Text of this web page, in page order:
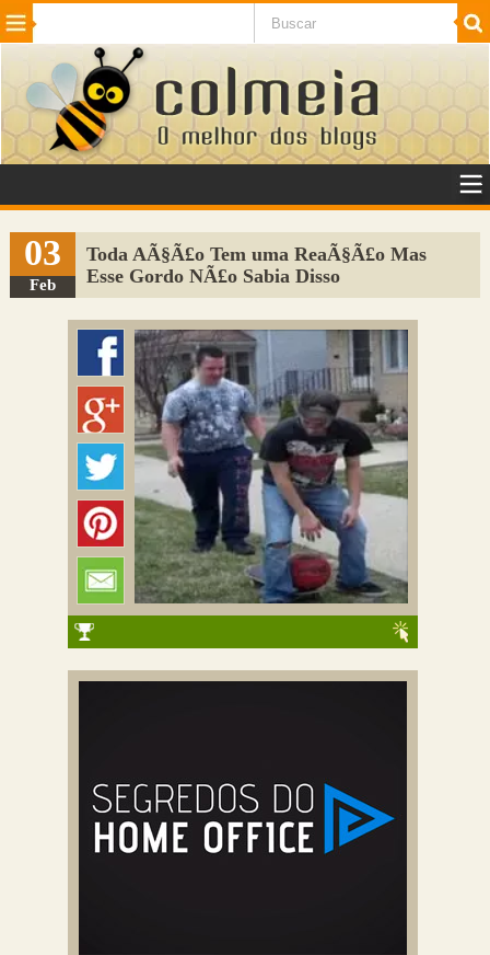
Beleza Cinema e TV
Internet Jogos NotÃ­cias SaÃºde
VeÃ­culos Adulto
Sugerir Link
Adicionar Blog
Colmeia Exchange
Perguntas Frequentes
03
Feb
Toda AÃ§Ã£o Tem uma ReaÃ§Ã£o Mas
Esse Gordo NÃ£o Sabia Disso